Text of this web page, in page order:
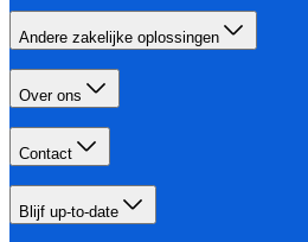
Andere zakelijke oplossingen
Over ons
Contact
Blijf up-to-date